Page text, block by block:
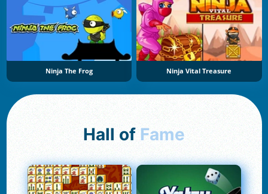
Ninja The Frog Ninja Vital Treasure
Hall of Fame